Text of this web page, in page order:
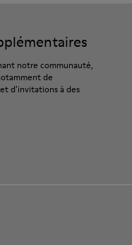
notre communauté,
de
d’invitations à des